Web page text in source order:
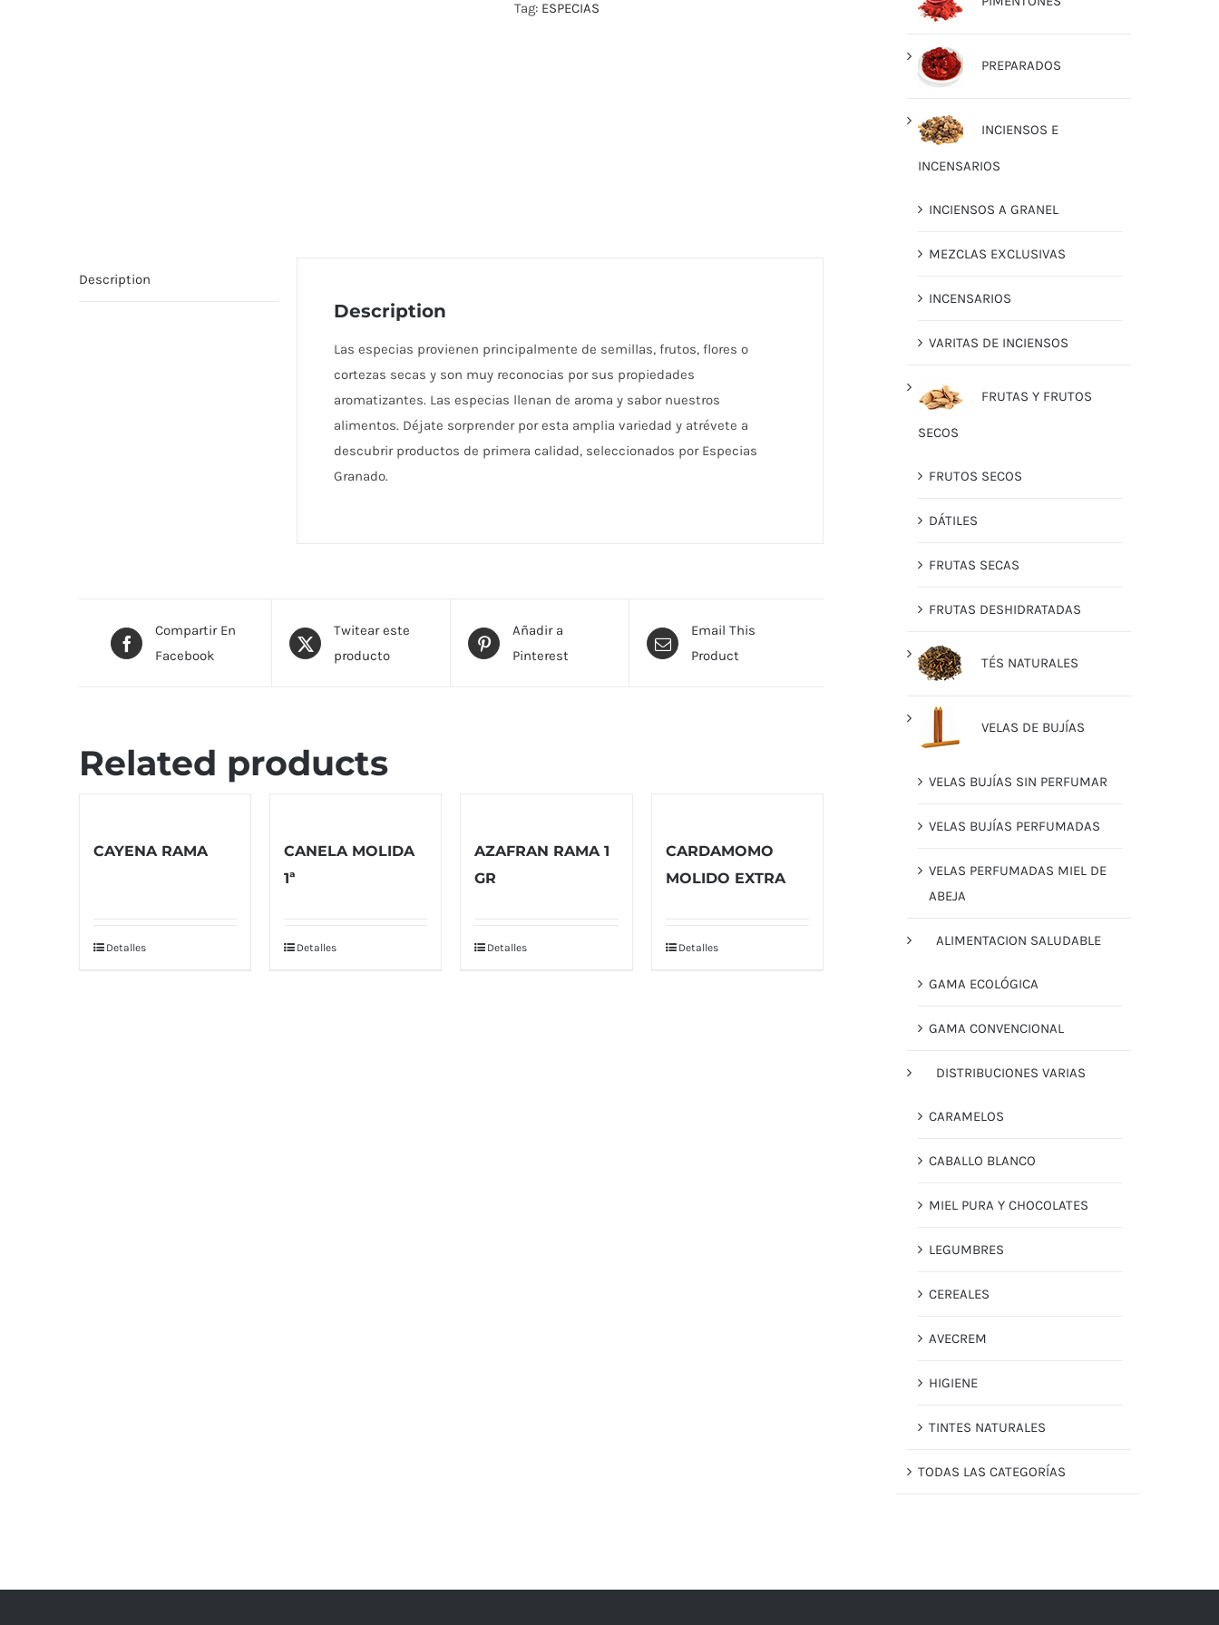
Tag: ESPECIAS
Description
Description
Las especias provienen principalmente de semillas, frutos, flores o
cortezas secas y son muy reconocias por sus propiedades
aromatizantes. Las especias llenan de aroma y sabor nuestros
alimentos. Déjate sorprender por esta amplia variedad y atrévete a
descubrir productos de primera calidad, seleccionados por Especias
Granado.
Compartir En
Facebook
Twitear este
producto
Añadir a
Pinterest
Email This
Product
Related products
CAYENA RAMA
Detalles
CANELA MOLIDA
1ª
Detalles
AZAFRAN RAMA 1
GR
Detalles
CARDAMOMO
MOLIDO EXTRA
Detalles
PREPARADOS
INCIENSOS E
INCENSARIOS
INCIENSOS A GRANEL
MEZCLAS EXCLUSIVAS
INCENSARIOS
VARITAS DE INCIENSOS
FRUTAS Y FRUTOS
SECOS
FRUTOS SECOS
DÁTILES
FRUTAS SECAS
FRUTAS DESHIDRATADAS
TÉS NATURALES
VELAS DE BUJÍAS
VELAS BUJÍAS SIN PERFUMAR
VELAS BUJÍAS PERFUMADAS
VELAS PERFUMADAS MIEL DE
ABEJA
ALIMENTACION SALUDABLE
GAMA ECOLÓGICA
GAMA CONVENCIONAL
DISTRIBUCIONES VARIAS
CARAMELOS
CABALLO BLANCO
MIEL PURA Y CHOCOLATES
LEGUMBRES
CEREALES
AVECREM
HIGIENE
TINTES NATURALES
TODAS LAS CATEGORÍAS